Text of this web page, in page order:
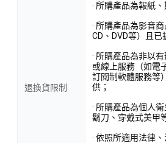
退換貨限制
· 所購產品為報紙
· 所購產品為影音
CD、DVD等）且已
· 所購產品為非以
或線上服務（如電
訂閱制軟體服務等
供；
· 所購產品為個人
鬍刀、穿戴式美甲
· 依照所適用法律